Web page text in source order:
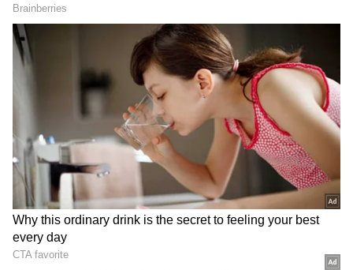
2
3
திருவண்ணாமலையில் இருந்து
சென்னைக்கு மீண்டும் ரயில் சேவையை
தொடங்க வேண்டும் என பக்தர்கள்,
வணிகர்கள், மாணவர்கள் உள்ளிட்ட